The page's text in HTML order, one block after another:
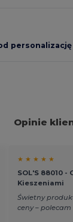
personalizację
Opinie
★ ★ ★ ★ ★
SOL'S 88010 -
Kieszeniami
Świetny
ceny – polecam